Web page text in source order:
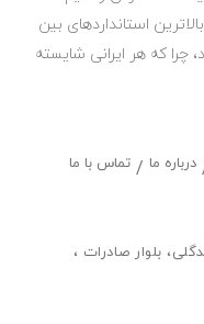
استانداردهای بین
چرا که هر ایرانی شایسته
انواع فرش ماشینی و گلیم
سلیقه خود ، فرش ماشینی
و خریداری کنند.
بلوار صادرات ،
درباره ما تماس با ما